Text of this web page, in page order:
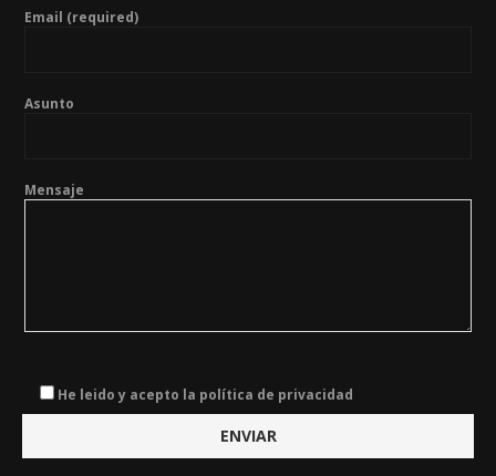
Email (required)
Asunto
Mensaje
He leido y acepto la política de privacidad